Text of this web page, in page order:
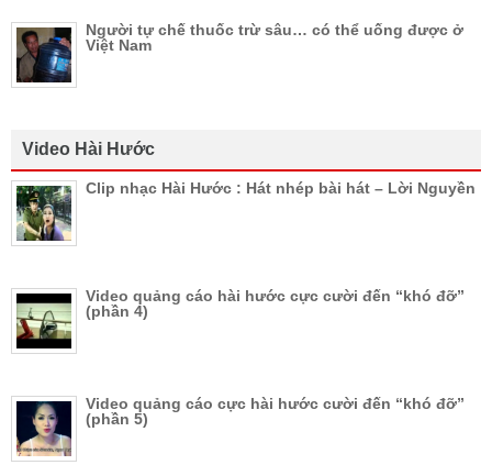
Người tự chế thuốc trừ sâu… có thể uống được ở
Việt Nam
Video Hài Hước
Clip nhạc Hài Hước : Hát nhép bài hát – Lời Nguyền
Video quảng cáo hài hước cực cười đến “khó đỡ”
(phần 4)
Video quảng cáo cực hài hước cười đến “khó đỡ”
(phần 5)